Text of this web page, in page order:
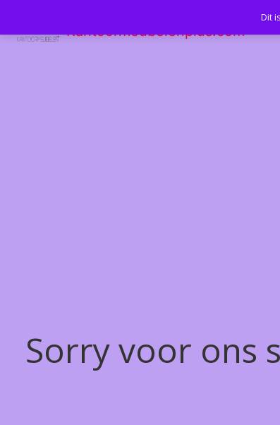
Kantoormeubelenplus.com
Sorry voor ons
Dit